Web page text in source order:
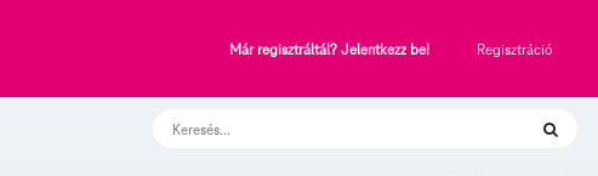
Már regisztráltál? Jelentkezz be! Regisztráció